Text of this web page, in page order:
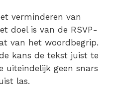
verminderen van
doel is van de RSVP-
van het woordbegrip.
kans de tekst juist te
uiteindelijk geen snars
las.